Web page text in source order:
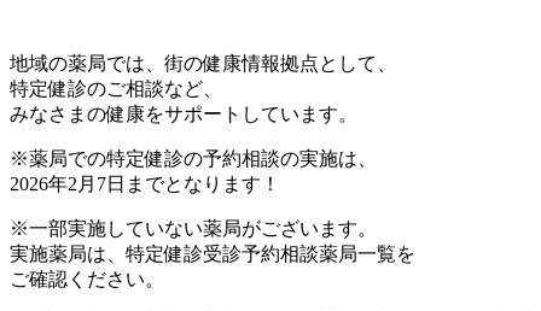
地域の薬局では、街の健康情報拠点として、
特定健診のご相談など、
みなさまの健康をサポートしています。
※薬局での特定健診の予約相談の実施は、
2026年2月7日までとなります！
※一部実施していない薬局がございます。
実施薬局は、特定健診受診予約相談薬局一覧を
ご確認ください。